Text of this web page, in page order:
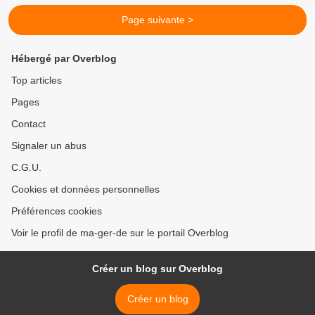
Page suivante >
Hébergé par Overblog
Top articles
Pages
Contact
Signaler un abus
C.G.U.
Cookies et données personnelles
Préférences cookies
Voir le profil de ma-ger-de sur le portail Overblog
Créer un blog sur Overblog
Créer un blog